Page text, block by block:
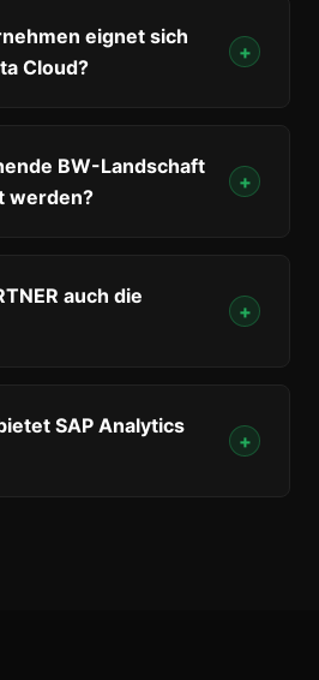
eignet sich
Cloud?
+
BW-Landschaft
werden?
+
auch die
+
SAP Analytics
+